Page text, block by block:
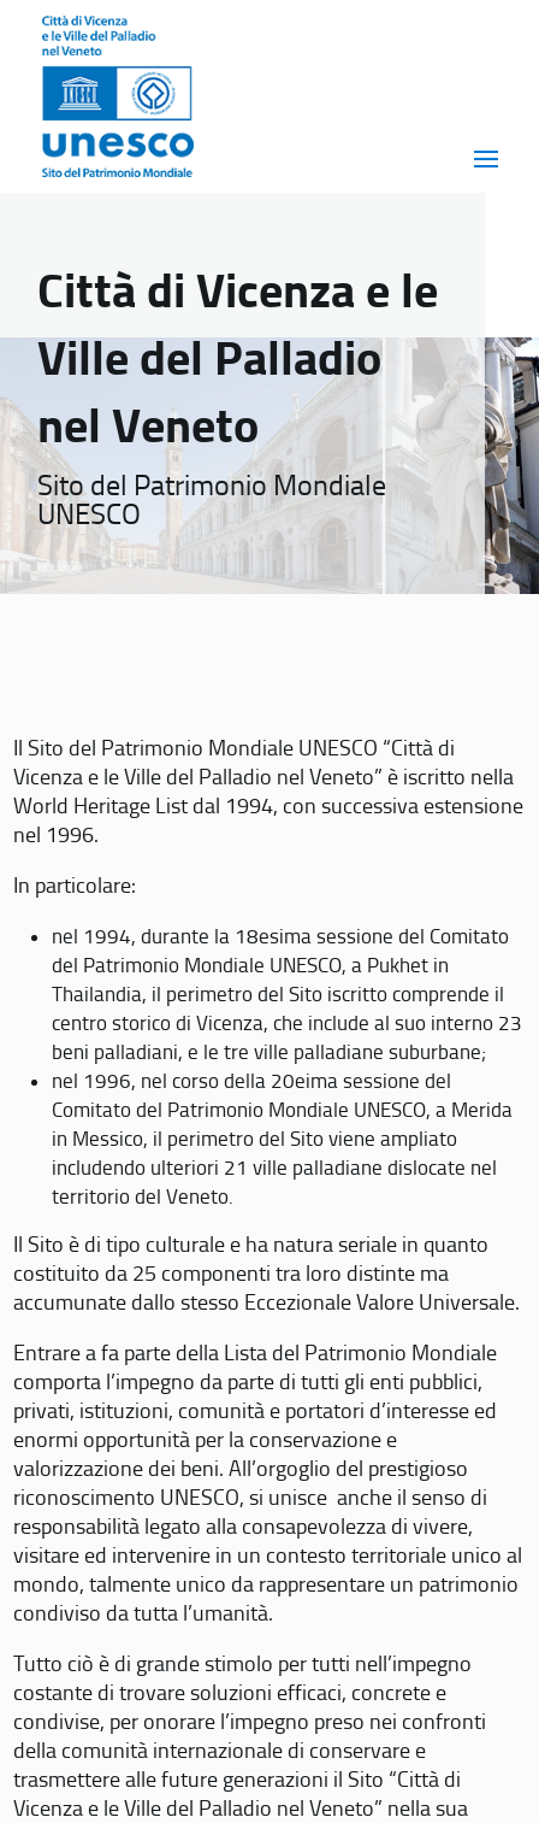
Città di Vicenza e le
Ville del Palladio
nel Veneto
Sito del Patrimonio Mondiale
UNESCO
Il Sito del Patrimonio Mondiale UNESCO “Città di
Vicenza e le Ville del Palladio nel Veneto” è iscritto nella
World Heritage List dal 1994, con successiva estensione
nel 1996.
In particolare:
nel 1994, durante la 18esima sessione del Comitato
del Patrimonio Mondiale UNESCO, a Pukhet in
Thailandia, il perimetro del Sito iscritto comprende il
centro storico di Vicenza, che include al suo interno 23
beni palladiani, e le tre ville palladiane suburbane;
nel 1996, nel corso della 20eima sessione del
Comitato del Patrimonio Mondiale UNESCO, a Merida
in Messico, il perimetro del Sito viene ampliato
includendo ulteriori 21 ville palladiane dislocate nel
territorio del Veneto.
Il Sito è di tipo culturale e ha natura seriale in quanto
costituito da 25 componenti tra loro distinte ma
accumunate dallo stesso Eccezionale Valore Universale.
Entrare a fa parte della Lista del Patrimonio Mondiale
comporta l’impegno da parte di tutti gli enti pubblici,
privati, istituzioni, comunità e portatori d’interesse ed
enormi opportunità per la conservazione e
valorizzazione dei beni. All’orgoglio del prestigioso
riconoscimento UNESCO, si unisce anche il senso di
responsabilità legato alla consapevolezza di vivere,
visitare ed intervenire in un contesto territoriale unico al
mondo, talmente unico da rappresentare un patrimonio
condiviso da tutta l’umanità.
Tutto ciò è di grande stimolo per tutti nell’impegno
costante di trovare soluzioni efficaci, concrete e
condivise, per onorare l’impegno preso nei confronti
della comunità internazionale di conservare e
trasmettere alle future generazioni il Sito “Città di
Vicenza e le Ville del Palladio nel Veneto” nella sua